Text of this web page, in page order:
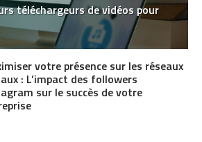
téléchargeurs de vidéos pour
votre présence sur les réseaux
: L’impact des followers
sur le succès de votre